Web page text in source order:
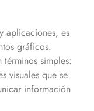
aplicaciones, es
gráficos.
simples:
visuales que se
información